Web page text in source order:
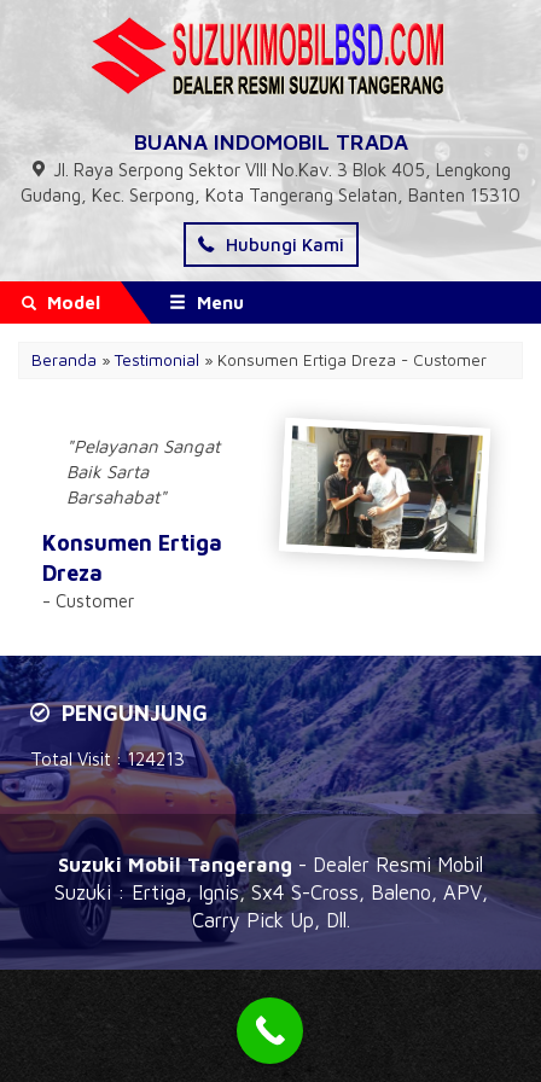
BUANA INDOMOBIL TRADA
Jl. Raya Serpong Sektor VIII No.Kav. 3 Blok 405, Lengkong
Gudang, Kec. Serpong, Kota Tangerang Selatan, Banten 15310
Hubungi Kami
Model Menu
Beranda »Testimonial » Konsumen Ertiga Dreza - Customer
"Pelayanan Sangat
Baik Sarta
Barsahabat"
Konsumen Ertiga
Dreza
- Customer
PENGUNJUNG
Total Visit :124213
Suzuki Mobil Tangerang - Dealer Resmi Mobil
Suzuki : Ertiga, Ignis, Sx4 S-Cross, Baleno, APV,
Carry Pick Up, Dll.